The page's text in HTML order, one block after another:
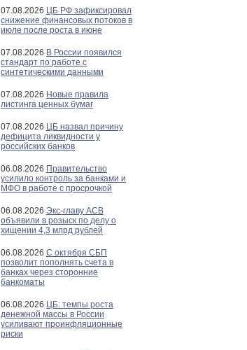
07.08.2026 ЦБ РФ зафиксировал
снижение финансовых потоков в
июле после роста в июне
07.08.2026 В России появился
стандарт по работе с
синтетическими данными
07.08.2026 Новые правила
листинга ценных бумаг
07.08.2026 ЦБ назвал причину
дефицита ликвидности у
российских банков
06.08.2026 Правительство
усилило контроль за банками и
МФО в работе с просрочкой
06.08.2026 Экс-главу АСВ
объявили в розыск по делу о
хищении 4,3 млрд рублей
06.08.2026 С октября СБП
позволит пополнять счета в
банках через сторонние
банкоматы
06.08.2026 ЦБ: темпы роста
денежной массы в России
усиливают проинфляционные
риски